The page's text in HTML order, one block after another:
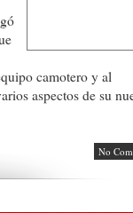
camotero y al
aspectos de su
No